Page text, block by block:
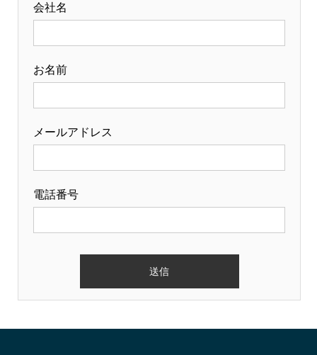
会社名
お名前
メールアドレス
電話番号